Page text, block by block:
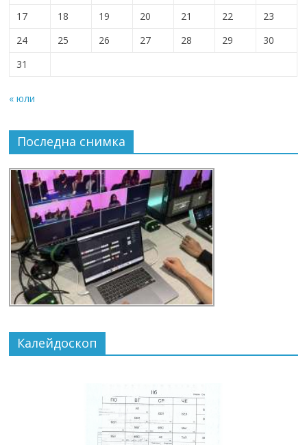
17
18 19 20 21 22
23
24
25 26 27 28 29
30
31
« юли
Последна снимка
Калейдоскоп